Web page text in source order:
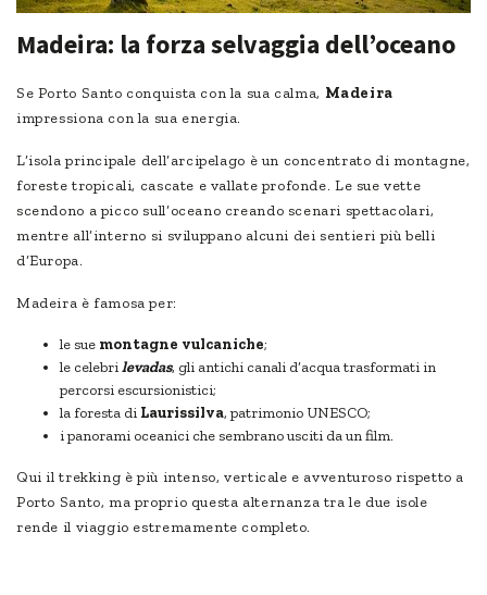
Madeira: la forza selvaggia dell’oceano
Se Porto Santo conquista con la sua calma, Madeira
impressiona con la sua energia.
L’isola principale dell’arcipelago è un concentrato di montagne,
foreste tropicali, cascate e vallate profonde. Le sue vette
scendono a picco sull’oceano creando scenari spettacolari,
mentre all’interno si sviluppano alcuni dei sentieri più belli
d’Europa.
Madeira è famosa per:
le sue montagne vulcaniche;
le celebrilevadas, gli antichi canali d’acqua trasformati in
percorsi escursionistici;
la foresta di Laurissilva, patrimonio UNESCO;
i panorami oceanici che sembrano usciti da un film.
Qui il trekking è più intenso, verticale e avventuroso rispetto a
Porto Santo, ma proprio questa alternanza tra le due isole
rende il viaggio estremamente completo.